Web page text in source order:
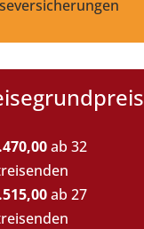
ab 32
ab 27